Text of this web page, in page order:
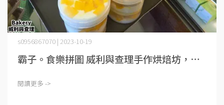
s0956867070 | 2023-10-19
霸子。食樂拼圖 威利與查理手作烘焙坊，⋯
閱讀更多 ->